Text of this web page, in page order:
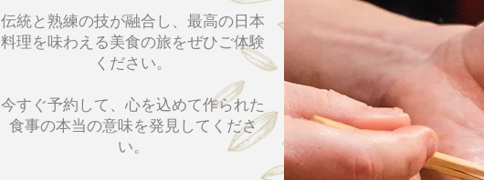
伝統と熟練の技が融合し、最高の日本
料理を味わえる美食の旅をぜひご体験
ください。
今すぐ予約して、心を込めて作られた
食事の本当の意味を発見してくださ
い。